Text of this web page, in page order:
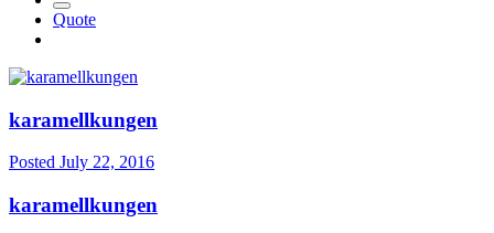
Quote
karamellkungen
Posted July 22, 2016
karamellkungen